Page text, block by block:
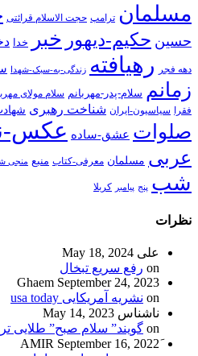
مسلمان ترامپ حجت الاسلام قرائتی
حسین حکیم-دیهور خبر خدا
دهه فجر رهیافته زندگی-به-سبک-شهدا
زمانم سلام-پدر-مهربانم سلام مولای
فقرا سیاسیون-ایران شناخت رهبری
صلوات عشق-ساده عکس-
عربی مسلمان معرفی-کتاب منبع منجی
شب پنج پیامبر کربلا
نظرات
علی May 18, 2024
on رفع سریع تبخال
Ghaem September 24, 2023
on نشریه آمریکایی usa today
ناشناس May 14, 2023
on گویند” سلام صبح” طلایی
September 16, 2022